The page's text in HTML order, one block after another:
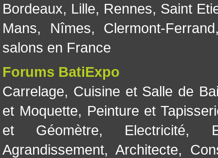
Bordeaux, Lille, Rennes, Saint
Mans, Nîmes, Clermont-Ferrand
salons en France
Forums BatiExpo
Carrelage, Cuisine et Salle de
et Moquette, Peinture et
et Géomètre, Electricité,
Agrandissement, Architecte,